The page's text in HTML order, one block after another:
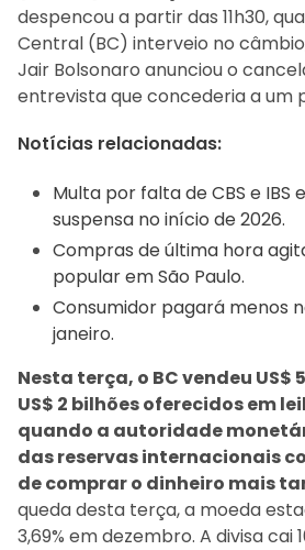
despencou a partir das 11h30,
Central (BC) interveio no
Jair Bolsonaro anunciou o
entrevista que concederia a um
Notícias relacionadas:
Multa por falta de CBS e IBS
suspensa no início de 2026.
Compras de última hora
popular em São Paulo.
Consumidor pagará menos
janeiro.
Nesta terça, o BC vendeu US$
US$ 2 bilhões oferecidos em
quando a autoridade
das reservas internacionais
de comprar o dinheiro mais
queda desta terça, a moeda
3,69% em dezembro. A divisa cai